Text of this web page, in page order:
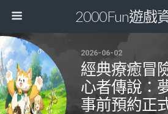
2000Fun遊戲
2026-06-02
經典療癒冒
心者傳說：
事前預約正